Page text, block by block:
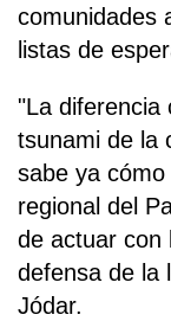
comunidades
listas de
"La diferencia
tsunami de la
sabe ya
regional del
de actuar con
defensa de la
Jódar.